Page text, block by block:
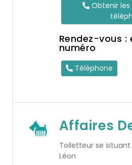
Obtenir
Rendez-vous :
numéro
Téléphone
Affaires
Toiletteur se
Léon